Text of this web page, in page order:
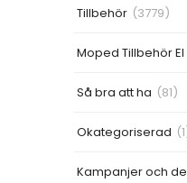
Tillbehör (3779)
Moped Tillbehör El
Så bra att ha (81)
Okategoriserad
Kampanjer och